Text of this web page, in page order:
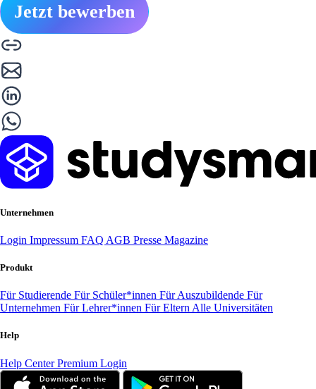
Jetzt bewerben
Unternehmen
Login Impressum FAQ AGB Presse Magazine
Produkt
Für Studierende Für Schüler*innen Für Auszubildende Für
Unternehmen Für Lehrer*innen Für Eltern Alle Universitäten
Help
Help CenterPremium Login